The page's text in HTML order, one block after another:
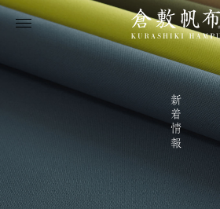
新着情報